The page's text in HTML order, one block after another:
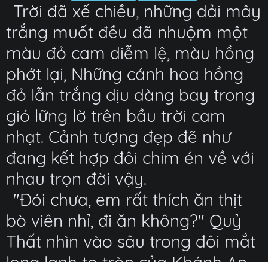
Trời đã xế chiều, những dải mây
trắng muốt đều đã nhuộm một
màu đỏ cam diễm lệ, màu hồng
phớt lại, Những cánh hoa hồng
đỏ lẫn trắng dịu dàng bay trong
gió lững lờ trên bầu trời cam
nhạt. Cảnh tượng đẹp đẽ như
đang kết hợp đôi chim én về với
nhau trọn đời vậy.
"Đói chưa, em rất thích ăn thịt
bò viên nhỉ, đi ăn không?" Quỷ
Thất nhìn vào sâu trong đôi mắt